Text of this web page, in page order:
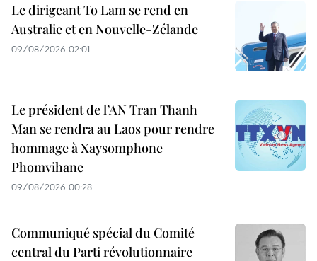
Le dirigeant To Lam se rend en
Australie et en Nouvelle-Zélande
09/08/2026 02:01
Le président de l’AN Tran Thanh
Man se rendra au Laos pour rendre
hommage à Xaysomphone
Phomvihane
09/08/2026 00:28
Communiqué spécial du Comité
central du Parti révolutionnaire